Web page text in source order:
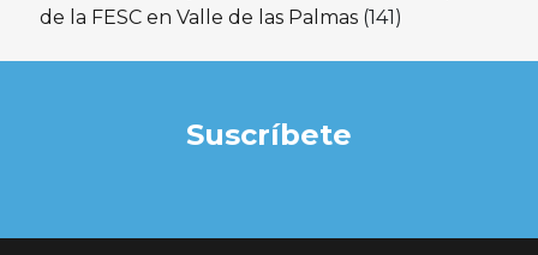
de la FESC en Valle de las Palmas (141)
Suscríbete